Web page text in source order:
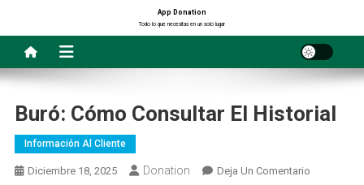
contenido
App Donation
Todo lo que necesitas en un solo lugar
Buró: Cómo Consultar El Historial
Información Al Cliente
Diciembre 18, 2025 Donation Deja Un ComentarioEn